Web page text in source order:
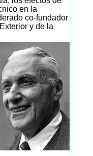
en la
co-fundador
y de la